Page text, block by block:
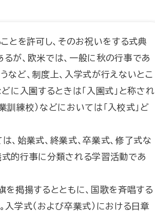
ことを許可し、そのお祝いをする式典
が、欧米では、一般に秋の行事であ
など、制度上、入学式が行えないとこ
に入園するときは「入園式」と称され
訓練校）などにおいては「入校式」ど
、始業式、終業式、卒業式、修了式な
的行事に分類される学習活動であ
を掲揚するとともに、国歌を斉唱する
入学式（および卒業式）における日章